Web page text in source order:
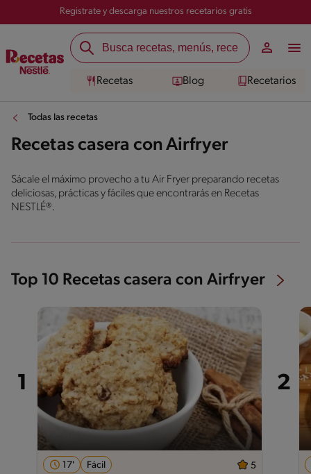
Registrate y descarga nuestros recetarios gratis
Recetas Blog Recetarios
Todas las recetas
Recetas casera con Airfryer
Sácale el máximo provecho a tu Air Fryer preparando recetas
deliciosas, prácticas y fáciles que encontrarás en Recetas
NESTLÉ®.
Top 10 Recetas casera con Airfryer
17' Fácil 5